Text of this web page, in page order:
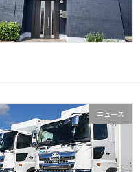
ニュース